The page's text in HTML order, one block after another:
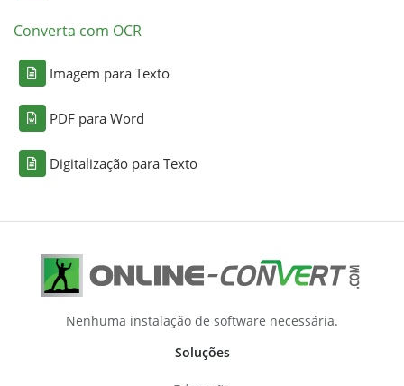
Converta com OCR
Imagem para Texto
PDF para Word
Digitalização para Texto
Nenhuma instalação de software necessária.
Soluções